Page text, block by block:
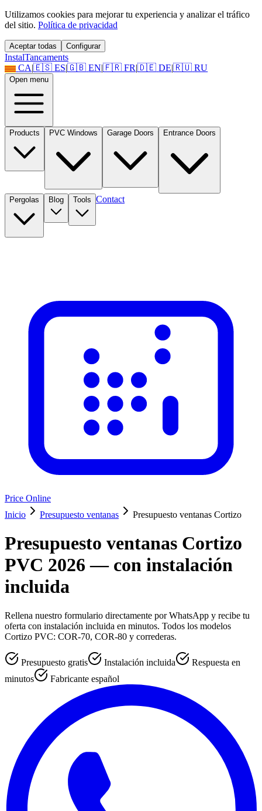
Utilizamos cookies para mejorar tu experiencia y analizar el tráfico
del sitio. Política de privacidad
Aceptar todas Configurar
InstalTancaments
CA|🇪🇸 ES|🇬🇧 EN|🇫🇷 FR|🇩🇪 DE|🇷🇺 RU
Open menu
Products PVC Windows Garage Doors Entrance Doors
Pergolas Blog Tools Contact
Price Online
Inicio
Presupuesto ventanas Presupuesto ventanas Cortizo
Presupuesto ventanas Cortizo
PVC 2026 — con instalación
incluida
Rellena nuestro formulario directamente por WhatsApp y recibe tu
oferta con instalación incluida en minutos. Todos los modelos
Cortizo PVC: COR-70, COR-80 y correderas.
Presupuesto gratis Instalación incluida
Respuesta en
minutos
Fabricante español